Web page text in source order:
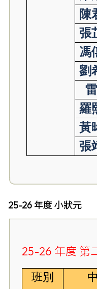
陳
張
馮
劉
羅
黃
張
25-26 年度 小狀元
25-26 年度 第
班別